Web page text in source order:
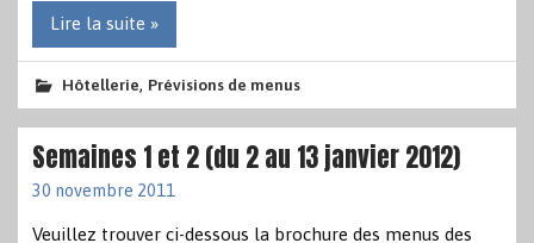
Lire la suite »
Hôtellerie, Prévisions de menus
Semaines 1 et 2 (du 2 au 13 janvier 2012)
30 novembre 2011
Veuillez trouver ci-dessous la brochure des menus des